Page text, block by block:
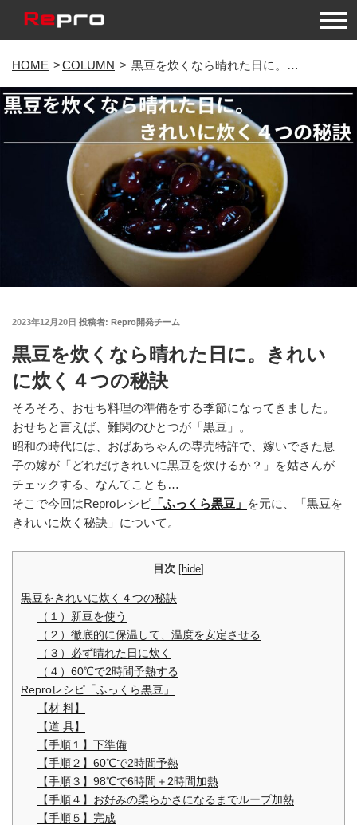
テ
ツ
HOME COLUMN 黒豆を炊くなら晴れた日に。きれいに炊く４つの秘訣
投
日:
2023年12月20日 投稿者: Repro開発チーム
黒豆を炊くなら晴れた日に。きれい
に炊く４つの秘訣
そろそろ、おせち料理の準備をする季節になってきました。
おせちと言えば、難関のひとつが「黒豆」。
昭和の時代には、おばあちゃんの専売特許で、嫁いできた息
子の嫁が「どれだけきれいに黒豆を炊けるか？」を姑さんが
チェックする、なんてことも…
そこで今回はReproレシピ 「ふっくら黒豆」 を元に、「黒豆を
きれいに炊く秘訣」について。
目次 [hide]
黒豆をきれいに炊く４つの秘訣
（１）新豆を使う
（２）徹底的に保温して、温度を安定させる
（３）必ず晴れた日に炊く
（４）60℃で2時間予熱する
Reproレシピ「ふっくら黒豆」
【材 料】
【道 具】
【手順１】下準備
【手順２】60℃で2時間予熱
【手順３】98℃で6時間＋2時間加熱
【手順４】お好みの柔らかさになるまでループ加熱
【手順５】完成